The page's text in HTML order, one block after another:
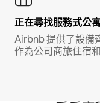
正在尋找服務式公
Airbnb 提供了設備
作為公司商旅住宿